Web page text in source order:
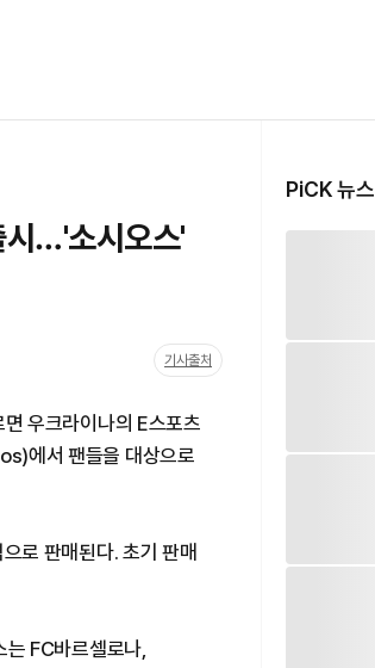
시…'소시오스'
기사출처
우크라이나의 E스포츠
에서 팬들을 대상으로
로 판매된다. 초기 판매
는 FC바르셀로나,
PiCK 뉴스